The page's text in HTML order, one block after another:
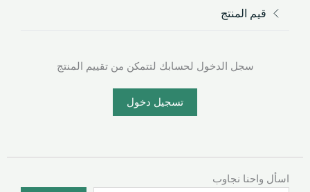
قيم المنتج
سجل الدخول لحسابك لتتمكن من تقييم المنتج
تسجيل دخول
اسأل واحنا نجاوب